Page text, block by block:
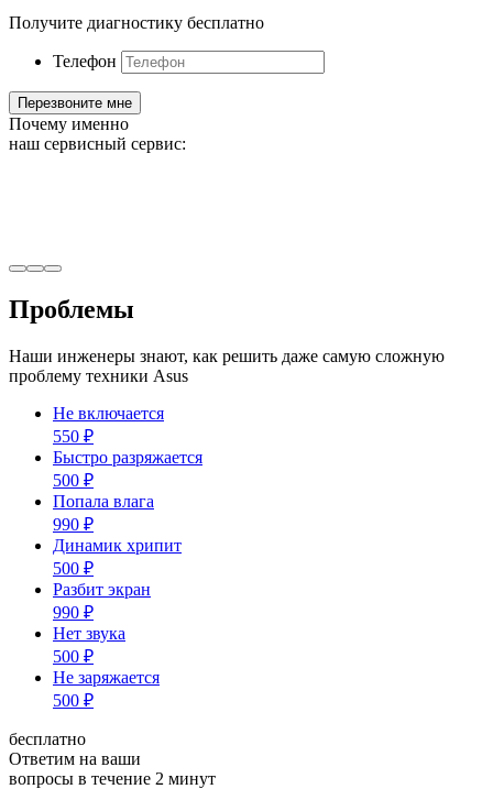
Получите диагностику бесплатно
Телефон
Почему именно
наш сервисный сервис:
Проблемы
Наши инженеры знают, как решить даже самую сложную
проблему техники Asus
Не включается
550 ₽
Быстро разряжается
500 ₽
Попала влага
990 ₽
Динамик хрипит
500 ₽
Разбит экран
990 ₽
Нет звука
500 ₽
Не заряжается
500 ₽
бесплатно
Ответим на ваши
вопросы в течение 2 минут